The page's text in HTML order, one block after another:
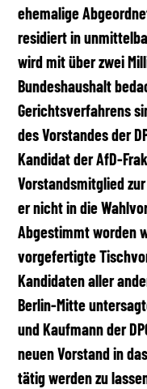
ehemalige
residiert in
wird mit über zwei
Bundeshaushalt
Gerichtsverfahrens
des Vorstandes der
Kandidat der AfD-
Vorstandsmitglied
er nicht in die
Abgestimmt worden
vorgefertigte
Kandidaten aller
Berlin-Mitte
und Kaufmann der
neuen Vorstand in
tätig werden zu